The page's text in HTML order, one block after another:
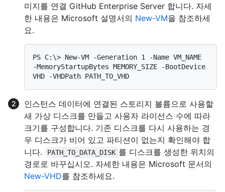
미지를 연결 GitHub Enterprise Server 합니다. 자세
한 내용은 Microsoft 설명서의 New-VM을 참조하세
요.
PS C:\> New-VM -Generation 1 -Name VM_NAME
-MemoryStartupBytes MEMORY_SIZE -BootDevice
인스턴스 데이터에 연결된 스토리지 볼륨으로 사용할
새 가상 디스크를 만들고 사용자 라이선스 수에 따라
크기를 구성합니다. 기존 디스크를 다시 사용하는 경
우 디스크가 비어 있고 파티션이 없는지 확인해야 합
니다.
PATH_TO_DATA_DISK 를 디스크를 생성한 위치의
경로로 바꾸십시오. 자세한 내용은 Microsoft 문서의
New-VHD를 참조하세요.